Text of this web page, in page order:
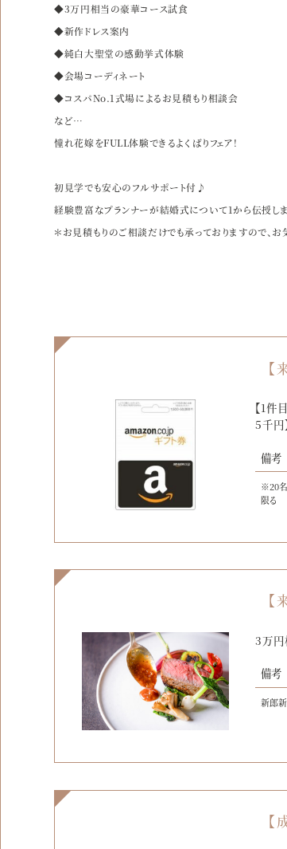
◆3万円相当の豪華コース試食
◆新作ドレス案内
◆純白大聖堂の感動挙式体験
◆会場コーディネート
◆コスパNo.1式場によるお見積もり相談会
など…
憧れ花嫁をFULL体験できるよくばりフェア！
初見学でも安心のフルサポート付♪
経験豊富なプランナーが結婚式について1から伝授しま
＊お見積もりのご相談だけでも承っておりますので、
【
【1
5千円】
備考
※20名
限る
【
3万円
備考
新郎
【